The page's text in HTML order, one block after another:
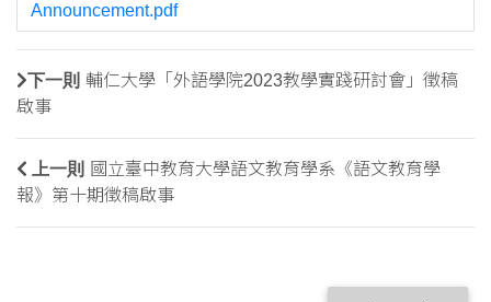
Announcement.pdf
下一則 輔仁大學「外語學院2023教學實踐研討會」徵稿
啟事
上一則
國立臺中教育大學語文教育學系《語文教育學
報》第十期徵稿啟事